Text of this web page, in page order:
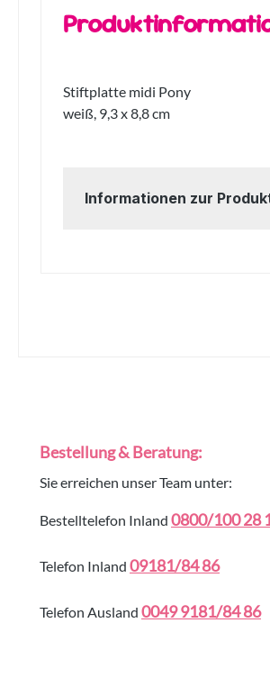
Stiftplatte midi Pony
weiß, 9,3 x 8,8 cm
Informationen zur
Bestellung & Beratung:
Sie erreichen unser Team unter:
Bestelltelefon Inland 0800/100 28
Telefon Inland 09181/84 86
Telefon Ausland 0049 9181/84 86